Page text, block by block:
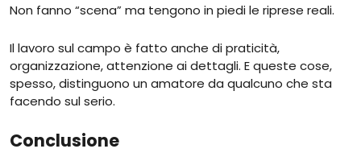
Non fanno “scena” ma tengono in piedi le riprese reali.
Il lavoro sul campo è fatto anche di praticità,
organizzazione, attenzione ai dettagli. E queste cose,
spesso, distinguono un amatore da qualcuno che sta
facendo sul serio.
Conclusione